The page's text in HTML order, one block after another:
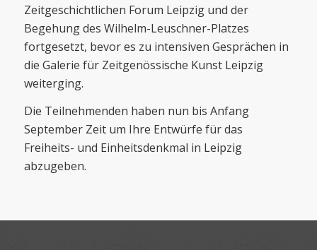
Zeitgeschichtlichen Forum Leipzig und der
Begehung des Wilhelm-Leuschner-Platzes
fortgesetzt, bevor es zu intensiven Gesprächen in
die Galerie für Zeitgenössische Kunst Leipzig
weiterging.
Die Teilnehmenden haben nun bis Anfang
September Zeit um Ihre Entwürfe für das
Freiheits- und Einheitsdenkmal in Leipzig
abzugeben.